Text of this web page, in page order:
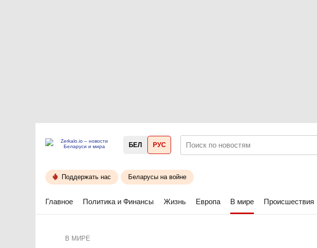
БЕЛ РУС
Поддержать нас Беларусы на войне
Главное Политика и Финансы Жизнь Европа В мире Происшествия
В МИРЕ